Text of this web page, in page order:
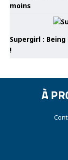
moins
Supergirl :
!
À